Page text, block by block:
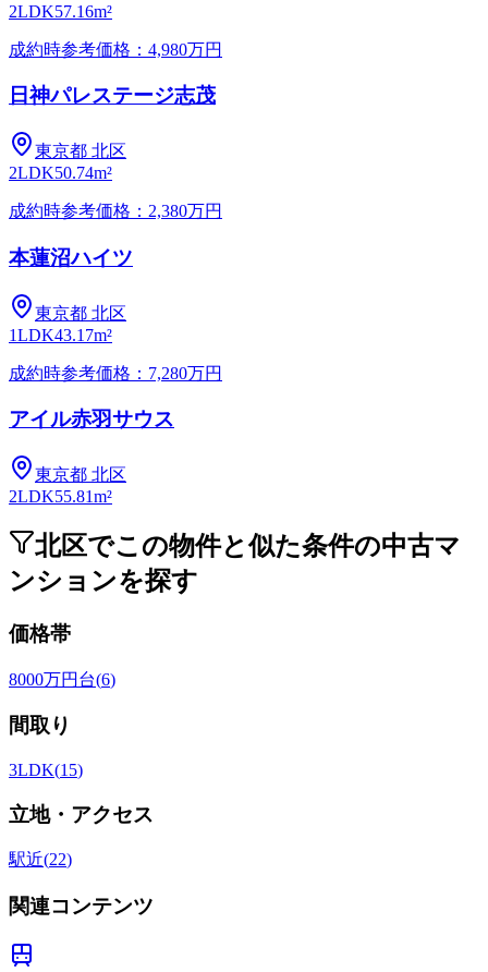
2LDK57.16m²
成約時参考価格：4,980万円
日神パレステージ志茂
東京都 北区
2LDK50.74m²
成約時参考価格：2,380万円
本蓮沼ハイツ
東京都 北区
1LDK43.17m²
成約時参考価格：7,280万円
アイル赤羽サウス
東京都 北区
2LDK55.81m²
北区でこの物件と似た条件の中古マ
ンションを探す
価格帯
8000万円台(6)
間取り
3LDK(15)
立地・アクセス
駅近(22)
関連コンテンツ